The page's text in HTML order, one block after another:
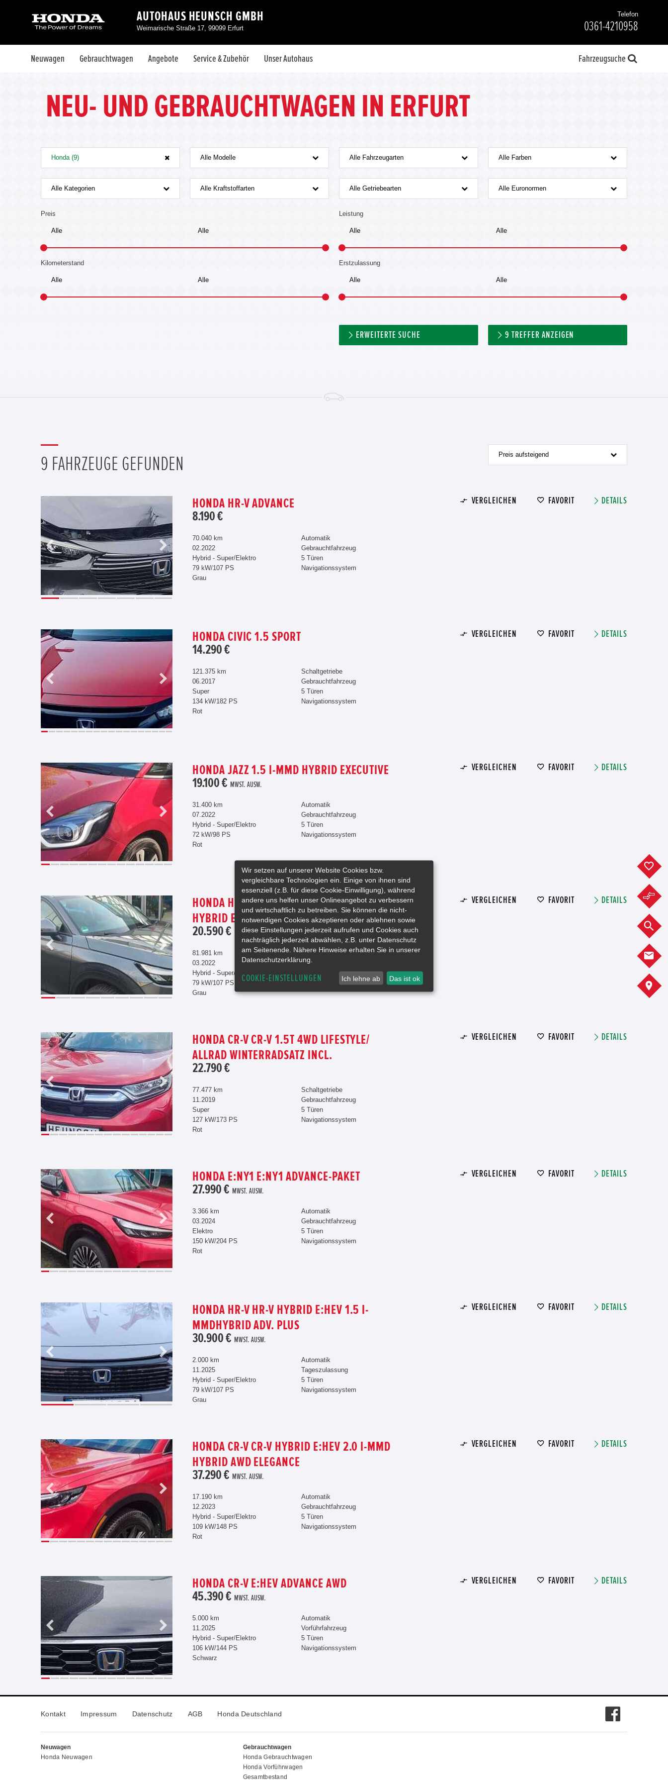
AUTOHAUS HEUNSCH GMBH
Weimarische Straße 17, 99099 Erfurt
Telefon
0361-4210958
Neuwagen Gebrauchtwagen Angebote Service & Zubehör Unser Autohaus Fahrzeugsuche
NEU- UND GEBRAUCHTWAGEN IN ERFURT
Honda (9) Alle Modelle Alle Fahrzeugarten Alle Farben
Alle Kategorien Alle Kraftstoffarten Alle Getriebearten Alle Euronormen
Preis Leistung
Kilometerstand Erstzulassung
ERWEITERTE SUCHE 9 TREFFER ANZEIGEN
9 FAHRZEUGE GEFUNDEN Preis aufsteigend
HONDA HR-V ADVANCE
8.190 €
VERGLEICHEN FAVORIT DETAILS
70.040 km
02.2022
Hybrid - Super/Elektro
79 kW/107 PS
Grau
Automatik
Gebrauchtfahrzeug
5 Türen
Navigationssystem
HONDA CIVIC 1.5 SPORT
14.290 €
VERGLEICHEN FAVORIT DETAILS
121.375 km
06.2017
Super
134 kW/182 PS
Rot
Schaltgetriebe
Gebrauchtfahrzeug
5 Türen
Navigationssystem
HONDA JAZZ 1.5 I-MMD HYBRID EXECUTIVE
19.100 € MWST. AUSW.
VERGLEICHEN FAVORIT DETAILS
31.400 km
07.2022
Hybrid - Super/Elektro
72 kW/98 PS
Rot
Automatik
Gebrauchtfahrzeug
5 Türen
Navigationssystem
HONDA HR-V HR-V HYBRID E:HEV 1.5 I-MMD
HYBRID ELEGANCE
20.590 €
VERGLEICHEN FAVORIT DETAILS
81.981 km
03.2022
Hybrid - Super/Elektro
79 kW/107 PS
Grau
Automatik
Gebrauchtfahrzeug
5 Türen
Navigationssystem
HONDA CR-V CR-V 1.5T 4WD LIFESTYLE/
ALLRAD WINTERRADSATZ INCL.
22.790 €
VERGLEICHEN FAVORIT DETAILS
77.477 km
11.2019
Super
127 kW/173 PS
Rot
Schaltgetriebe
Gebrauchtfahrzeug
5 Türen
Navigationssystem
HONDA E:NY1 E:NY1 ADVANCE-PAKET
27.990 € MWST. AUSW.
VERGLEICHEN FAVORIT DETAILS
3.366 km
03.2024
Elektro
150 kW/204 PS
Rot
Automatik
Gebrauchtfahrzeug
5 Türen
Navigationssystem
HONDA HR-V HR-V HYBRID E:HEV 1.5 I-
MMDHYBRID ADV. PLUS
30.900 € MWST. AUSW.
VERGLEICHEN FAVORIT DETAILS
2.000 km
11.2025
Hybrid - Super/Elektro
79 kW/107 PS
Grau
Automatik
Tageszulassung
5 Türen
Navigationssystem
HONDA CR-V CR-V HYBRID E:HEV 2.0 I-MMD
HYBRID AWD ELEGANCE
37.290 € MWST. AUSW.
VERGLEICHEN FAVORIT DETAILS
17.190 km
12.2023
Hybrid - Super/Elektro
109 kW/148 PS
Rot
Automatik
Gebrauchtfahrzeug
5 Türen
Navigationssystem
HONDA CR-V E:HEV ADVANCE AWD
45.390 € MWST. AUSW.
VERGLEICHEN FAVORIT DETAILS
5.000 km
11.2025
Hybrid - Super/Elektro
106 kW/144 PS
Schwarz
Automatik
Vorführfahrzeug
5 Türen
Navigationssystem
Kontakt Impressum Datenschutz AGB Honda Deutschland
Neuwagen
Honda Neuwagen
Gebrauchtwagen
Honda Gebrauchtwagen
Honda Vorführwagen
Gesamtbestand
Wir setzen auf unserer Website Cookies bzw.
vergleichbare Technologien ein. Einige von ihnen sind
essenziell (z.B. für diese Cookie-Einwilligung), während
andere uns helfen unser Onlineangebot zu verbessern
und wirtschaftlich zu betreiben. Sie können die nicht-
notwendigen Cookies akzeptieren oder ablehnen sowie
diese Einstellungen jederzeit aufrufen und Cookies auch
nachträglich jederzeit abwählen, z.B. unter Datenschutz
am Seitenende. Nähere Hinweise erhalten Sie in unserer
Datenschutzerklärung.
COOKIE-EINSTELLUNGEN Ich lehne ab Das ist ok